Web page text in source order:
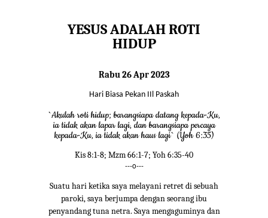
YESUS ADALAH ROTI
HIDUP
Rabu 26 Apr 2023
Hari Biasa Pekan IIl Paskah
`Akulah roti hidup; barangsiapa datang kepada-Ku,
ia tidak akan lapar lagi, dan barangsiapa percaya
kepada-Ku, ia tidak akan haus lagi` (Yoh 6:35)
Kis 8:1-8; Mzm 66:1-7; Yoh 6:35-40
---o---
Suatu hari ketika saya melayani retret di sebuah
paroki, saya berjumpa dengan seorang ibu
penyandang tuna netra. Saya mengaguminya dan